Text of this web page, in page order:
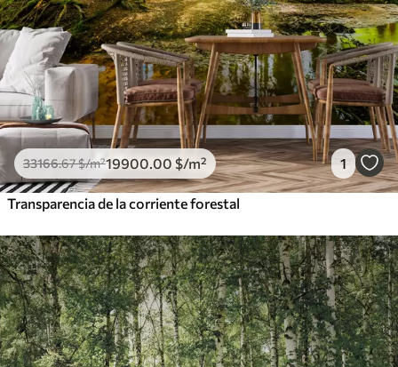
33166.67$/m²19900 .00 $/m² 1
Transparencia de la corriente forestal